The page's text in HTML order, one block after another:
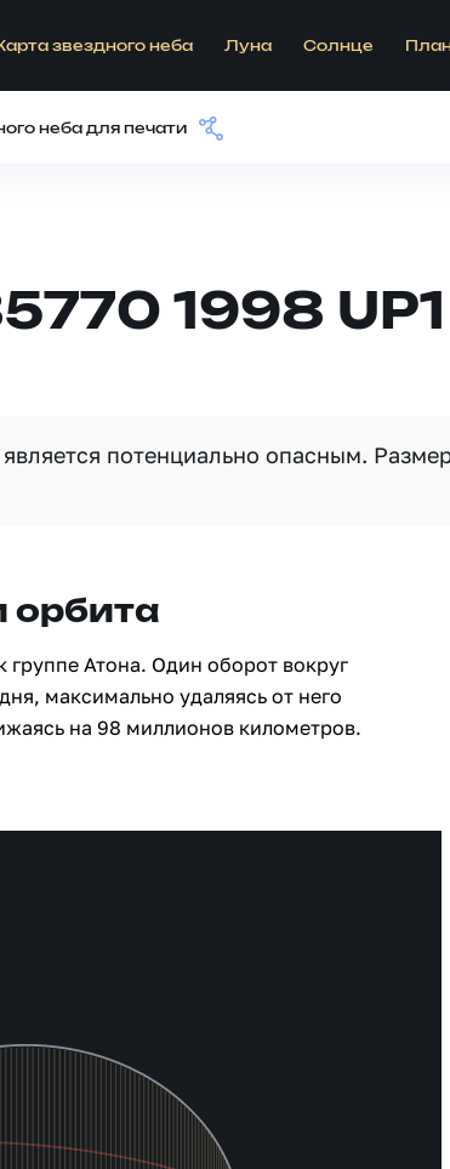
звездного неба Луна Солнце
неба для печати
1998 UP1
потенциально опасным.
орбита
группе Атона. Один оборот вокруг
максимально удаляясь от него
на 98 миллионов километров.